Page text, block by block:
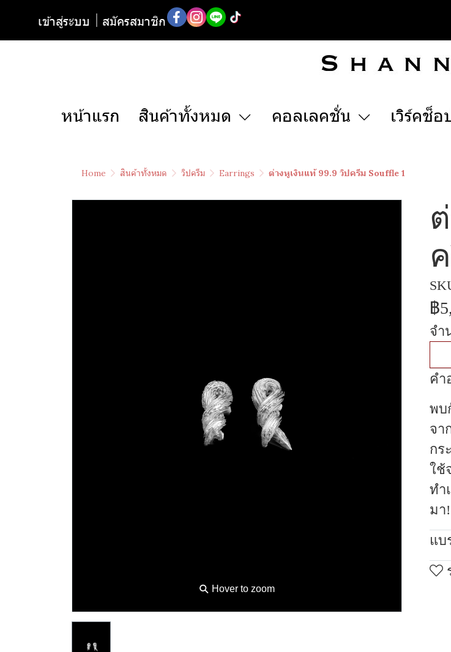
เข้าสู่ระบบ สมัครสมาชิก
หน้าแรก สินค้าทั้งหมด คอลเลคชั่น เวิร์คช็อ
Home สินค้าทั้งหมด วิปครีม Earrings ต่างหูเงินแท้ 99.9 วิปครีม Souffle 1
⚲ Hover to zoom
฿
จำ
คำ
พบ
จา
กร
ใช้
ทำ
มา!
แบ